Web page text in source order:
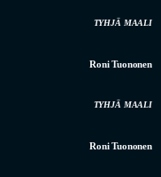
TYHJÄ MAALI
Roni Tuononen
TYHJÄ MAALI
Roni Tuononen